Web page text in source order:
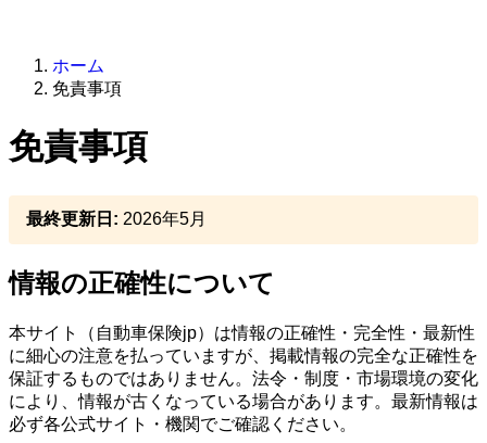
ホーム
免責事項
免責事項
最終更新日: 2026年5月
情報の正確性について
本サイト（自動車保険jp）は情報の正確性・完全性・最新性
に細心の注意を払っていますが、掲載情報の完全な正確性を
保証するものではありません。法令・制度・市場環境の変化
により、情報が古くなっている場合があります。最新情報は
必ず各公式サイト・機関でご確認ください。